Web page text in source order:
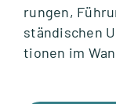
run­gen,
stän­di­schen
tio­nen im